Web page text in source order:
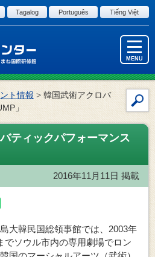
Tagalog Português
Tiếng Việt
MENU
イ
索
ト情報 >韓国武術アクロバ
」
ティックパフォーマンス
2016年11月11日 掲載
大韓民国総領事館では、2003年
でソウル市内の専用劇場でロン